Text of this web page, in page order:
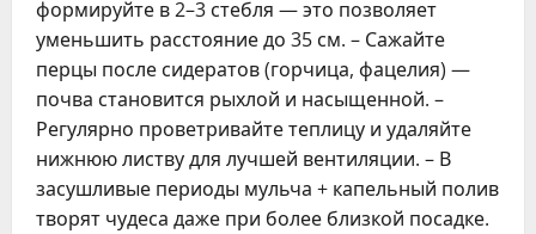
формируйте в 2–3 стебля — это позволяет
уменьшить расстояние до 35 см. – Сажайте
перцы после сидератов (горчица, фацелия) —
почва становится рыхлой и насыщенной. –
Регулярно проветривайте теплицу и удаляйте
нижнюю листву для лучшей вентиляции. – В
засушливые периоды мульча + капельный полив
творят чудеса даже при более близкой посадке.